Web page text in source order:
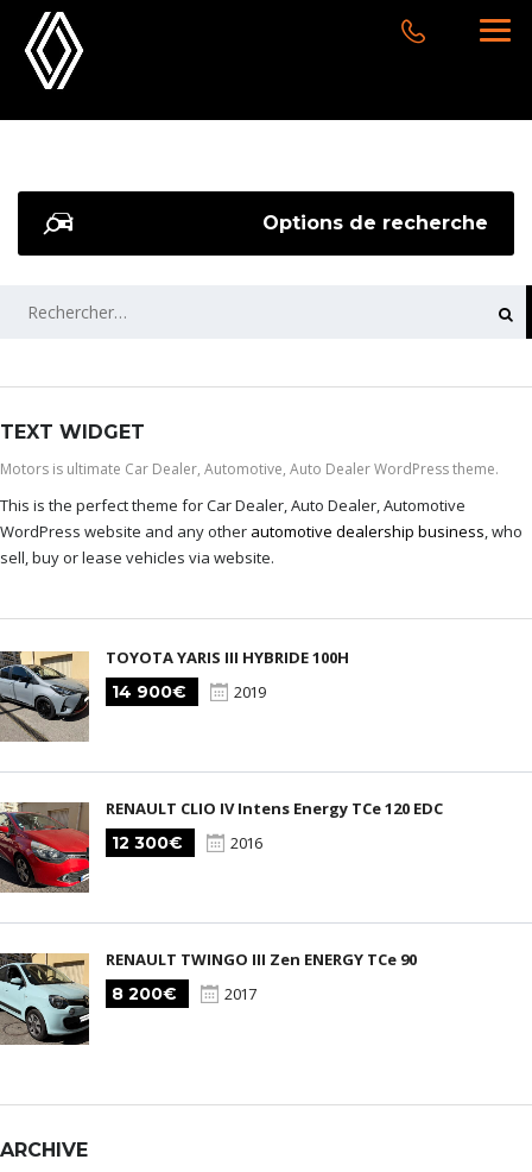
Options de recherche
RECHERCHER :
TEXT WIDGET
Motors is ultimate Car Dealer, Automotive, Auto Dealer WordPress theme.
This is the perfect theme for Car Dealer, Auto Dealer, Automotive
WordPress website and any other automotive dealership business, who
sell, buy or lease vehicles via website.
TOYOTA YARIS III HYBRIDE 100H
14 900€
2019
RENAULT CLIO IV Intens Energy TCe 120 EDC
12 300€
2016
RENAULT TWINGO III Zen ENERGY TCe 90
8 200€
2017
ARCHIVE